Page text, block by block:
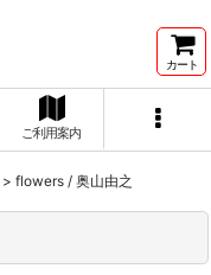
カート
ご利用案内
> flowers / 奥山由之